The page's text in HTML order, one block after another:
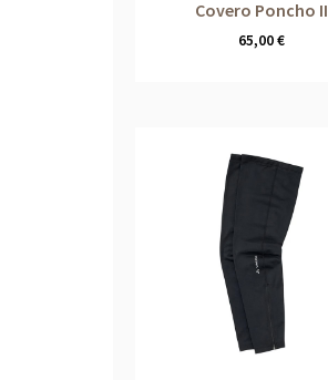
Covero Poncho II
65,00€